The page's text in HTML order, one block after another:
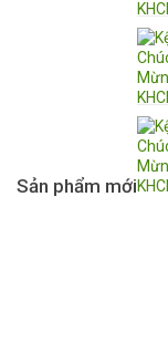
Sản phẩm mới